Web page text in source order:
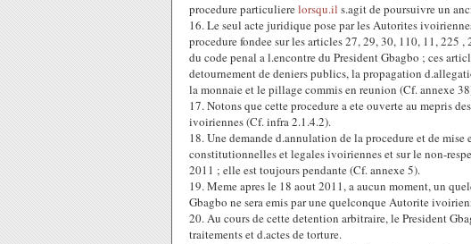
procedure particulierelorsqu.il s.agit de poursuivre un
16. Le seul acte juridique pose par les Autorites
procedure fondee sur les articles 27, 29, 30, 110, 11, 225
du code penal a l.encontre du President Gbagbo ; ces
detournement de deniers publics, la propagation
la monnaie et le pillage commis en reunion (Cf. annexe
17. Notons que cette procedure a ete ouverte au mepris
ivoiriennes (Cf. infra 2.1.4.2).
18. Une demande d.annulation de la procedure et de
constitutionnelles et legales ivoiriennes et sur le non-
2011 ; elle est toujours pendante (Cf. annexe 5).
19. Meme apres le 18 aout 2011, a aucun moment, un
Gbagbo ne sera emis par une quelconque Autorite
20. Au cours de cette detention arbitraire, le President
traitements et d.actes de torture.